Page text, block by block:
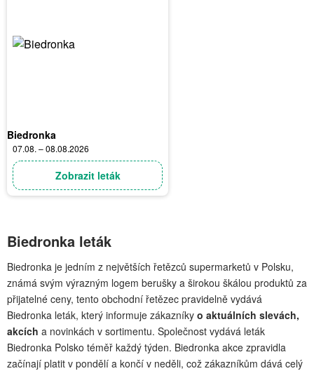
Biedronka
07.08. – 08.08.2026
Zobrazit leták
Biedronka leták
Biedronka je jedním z největších řetězců supermarketů v Polsku,
známá svým výrazným logem berušky a širokou škálou produktů za
přijatelné ceny, tento obchodní řetězec pravidelně vydává
Biedronka leták, který informuje zákazníky o aktuálních slevách,
akcích a novinkách v sortimentu. Společnost vydává leták
Biedronka Polsko téměř každý týden. Biedronka akce zpravidla
začínají platit v pondělí a končí v neděli, což zákazníkům dává celý